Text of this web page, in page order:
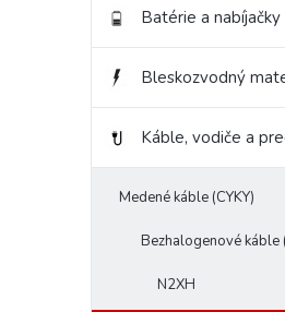
n
Batérie a nabíjačky
Bleskozvodný
Káble, vodiče a
Medené káble (CYKY)
Bezhalogenové káble
N2XH